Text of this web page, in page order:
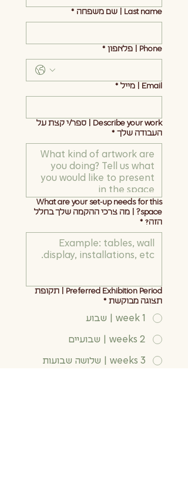
Last name | שם משפחה *
Phone | פלאפון *
Email | מייל *
Describe your work | ספר/י קצת על
העבודה שלך *
What are your set-up needs for this
space? | מה צרכי ההקמה שלך בחלל
הזה? *
Preferred Exhibition Period | תקופת
תצוגה מבוקשת *
1 week | שבוע
2 weeks | שבועיים
3 weeks | שלושה שבועות